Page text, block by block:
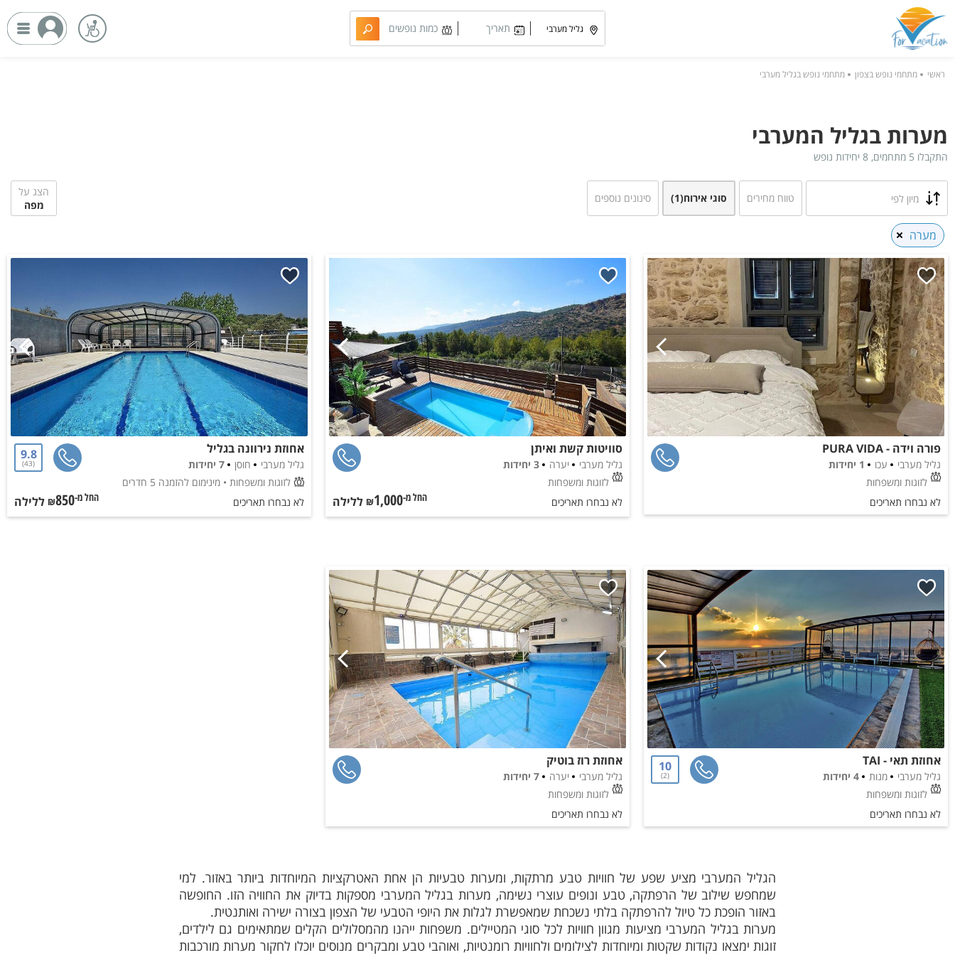
ראשי מתחמי נופש בצפון מתחמי נופש בגליל מערבי
מערות בגליל המערבי
התקבלו 5 מתחמים, 8 יחידות נופש
תאריך כמות נופשים
מיון לפי
הצג על
מפה
טווח מחירים סוגי אירוח(1) סינונים נוספים
מערה
פורה וידה - PURA VIDA
גליל מערבי עכו
1 יחידות
לזוגות ומשפחות
לא נבחרו תאריכים
סוויטות קשת ואיתן
גליל מערבי יערה
3 יחידות
לזוגות ומשפחות
לא נבחרו תאריכים
החל מ-₪1,000 ללילה
אחוזת נירוונה בגליל
גליל מערבי חוסן
7 יחידות
לזוגות ומשפחות • מינימום להזמנה 5 חדרים
9.8
43
לא נבחרו תאריכים החל מ-₪850 ללילה
אחוזת תאי - TAI
גליל מערבי מנות
4 יחידות
לזוגות ומשפחות
10
2
לא נבחרו תאריכים
אחוזת רוז בוטיק
גליל מערבי יערה
7 יחידות
לזוגות ומשפחות
לא נבחרו תאריכים
הגליל המערבי מציע שפע של חוויות טבע מרתקות, ומערות טבעיות הן אחת האטרקציות המיוחדות ביותר באזור. למי
שמחפש שילוב של הרפתקה, טבע ונופים עוצרי נשימה, מערות בגליל המערבי מספקות בדיוק את החוויה הזו. החופשה
באזור הופכת כל טיול להרפתקה בלתי נשכחת שמאפשרת לגלות את היופי הטבעי של הצפון בצורה ישירה ואותנטית.
מערות בגליל המערבי מציעות מגוון חוויות לכל סוגי המטיילים. משפחות ייהנו מהמסלולים הקלים שמתאימים גם לילדים,
זוגות ימצאו נקודות שקטות ומיוחדות לצילומים ולחוויות רומנטיות, ואוהבי טבע ומבקרים מנוסים יוכלו לחקור מערות מורכבות